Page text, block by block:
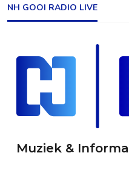
NH GOOI RADIO LIVE
Muziek &